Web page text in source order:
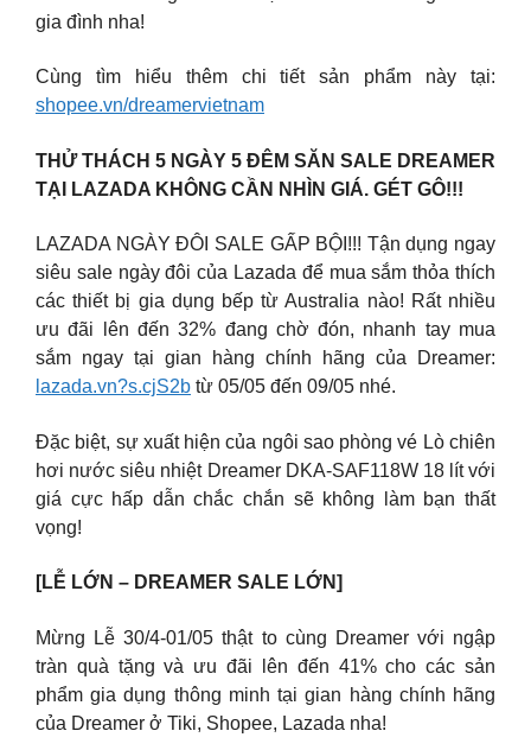
gia đình nha!
Cùng tìm hiểu thêm chi tiết sản phẩm này tại:
shopee.vn/dreamervietnam
THỬ THÁCH 5 NGÀY 5 ĐÊM SĂN SALE DREAMER
TẠI LAZADA KHÔNG CẦN NHÌN GIÁ. GÉT GÔ!!!
LAZADA NGÀY ĐÔI SALE GẤP BỘI!!! Tận dụng ngay
siêu sale ngày đôi của Lazada để mua sắm thỏa thích
các thiết bị gia dụng bếp từ Australia nào! Rất nhiều
ưu đãi lên đến 32% đang chờ đón, nhanh tay mua
sắm ngay tại gian hàng chính hãng của Dreamer:
lazada.vn?s.cjS2b từ 05/05 đến 09/05 nhé.
Đặc biệt, sự xuất hiện của ngôi sao phòng vé Lò chiên
hơi nước siêu nhiệt Dreamer DKA-SAF118W 18 lít với
giá cực hấp dẫn chắc chắn sẽ không làm bạn thất
vọng!
[LỄ LỚN – DREAMER SALE LỚN]
Mừng Lễ 30/4-01/05 thật to cùng Dreamer với ngập
tràn quà tặng và ưu đãi lên đến 41% cho các sản
phẩm gia dụng thông minh tại gian hàng chính hãng
của Dreamer ở Tiki, Shopee, Lazada nha!